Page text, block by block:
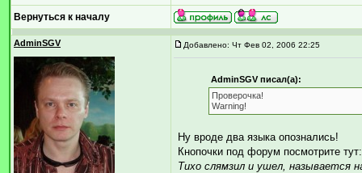
Вернуться к началу
AdminSGV Добавлено: Чт Фев 02, 2006 22:25
AdminSGV писал(а):
Проверочка!
Warning!
Ну вроде два языка опознались!
Кнопочки под форум посмотрите
Тихо слямзил и ушел, называется